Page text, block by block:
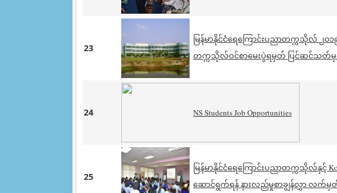
23
မြန်မာနိုင်ငံရေကြောင်းပညာတက္ကသိုလ်
တက္ကသိုလ်ဝင်စာမေးပွဲရမှတ် ပြင်ဆင်သတ်မှ
24 NS Students Job Opportunities
25
မြန်မာနိုင်ငံရေကြောင်းပညာတက္ကသိုလ်နှင့်
ဆောင်ရွက်ရန် နားလည်မှုစာချွန်လွှာ လက်မှ